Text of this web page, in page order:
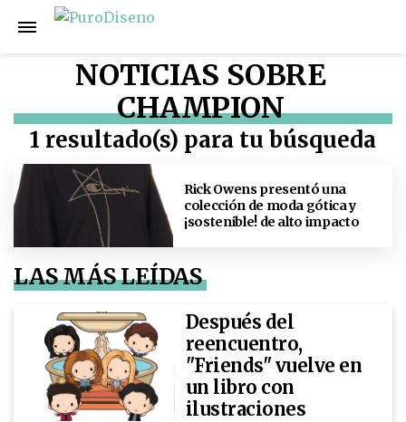
NOTICIAS SOBRE
CHAMPION
1 resultado(s) para tu búsqueda
Rick Owens presentó una
colección de moda gótica y
¡sostenible! de alto impacto
LAS MÁS LEÍDAS
Después del
reencuentro,
"Friends" vuelve en
un libro con
ilustraciones